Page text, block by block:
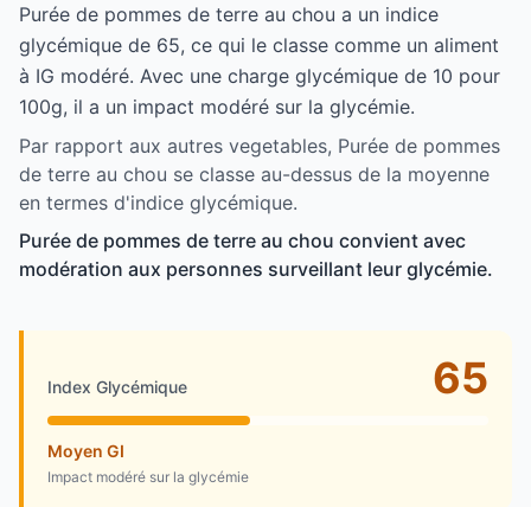
Purée de pommes de terre au chou a un indice
glycémique de 65, ce qui le classe comme un aliment
à IG modéré. Avec une charge glycémique de 10 pour
100g, il a un impact modéré sur la glycémie.
Par rapport aux autres vegetables, Purée de pommes
de terre au chou se classe au-dessus de la moyenne
en termes d'indice glycémique.
Purée de pommes de terre au chou convient avec
modération aux personnes surveillant leur glycémie.
Index Glycémique 65
Moyen GI
Impact modéré sur la glycémie